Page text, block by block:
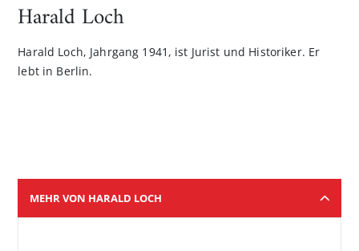
Bildgalerie
Harald Loch
Harald Loch, Jahrgang 1941, ist Jurist und Historiker. Er
lebt in Berlin.
MEHR VON HARALD LOCH